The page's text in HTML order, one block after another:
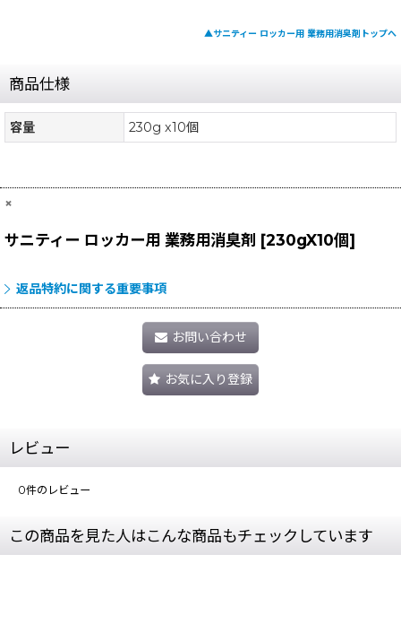
▲サニティー ロッカー用 業務用消臭剤トップへ
商品仕様
容量 230g x10個
×
サニティー ロッカー用 業務用消臭剤 [230gX10個]
返品特約に関する重要事項
お問い合わせ
お気に入り登録
レビュー
0件のレビュー
この商品を見た人はこんな商品もチェックしています